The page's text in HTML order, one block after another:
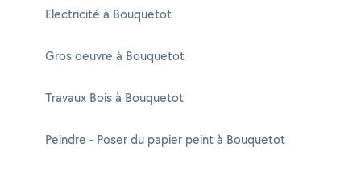
Electricité à Bouquetot
Gros oeuvre à Bouquetot
Travaux Bois à Bouquetot
Peindre - Poser du papier peint à Bouquetot